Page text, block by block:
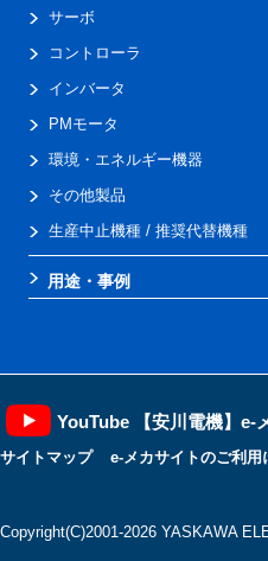
サーボ
コントローラ
インバータ
PMモータ
環境・エネルギー機器
その他製品
生産中止機種 / 推奨代替機種
用途・事例
YouTube 【安川電機】e-
サイトマップ e-メカサイトのご利用
Copyright(C)2001‐2026 YASKAWA